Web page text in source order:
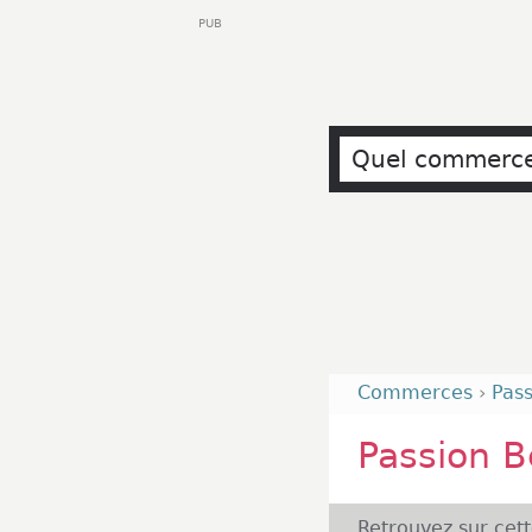
Commerces ›
Passion
PUB